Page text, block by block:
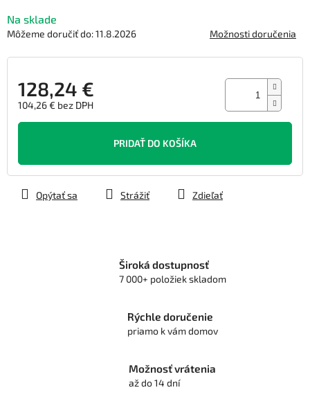
Na sklade
Môžeme doručiť do:11.8.2026 Možnosti doručenia
128,24 €
104,26 € bez DPH
Jednotková
PRIDAŤ DO KOŠÍKA
Opýtať sa Strážiť Zdieľať
5
hviezdičiek.
Široká dostupnosť
7 000+ položiek skladom
Rýchle doručenie
priamo k vám domov
Možnosť vrátenia
až do 14 dní